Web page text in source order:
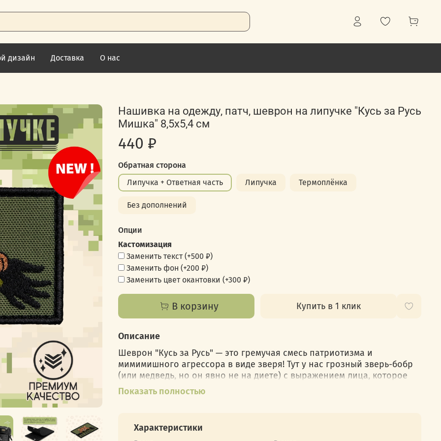
дизайн Доставка О нас
Нашивка на одежду, патч, шеврон на липучке "Кусь за Русь
Мишка" 8,5х5,4 см
440 ₽
Обратная сторона
Липучка + Ответная часть
Липучка Термоплёнка
Без дополнений
Опции
Кастомизация
Заменить текст(+500 ₽)
Заменить фон (+200 ₽)
Заменить цвет окантовки (+300 ₽)
В корзину Купить в 1 клик
Описание
Шеврон "Кусь за Русь" — это гремучая смесь патриотизма и
мимимишного агрессора в виде зверя! Тут у нас грозный зверь-бобр
(или медведь, но он явно не на диете) с выражением лица, которое
говорит только одно: «Моя территория — моя ответственность!» Это
Показать полностью
Характеристики